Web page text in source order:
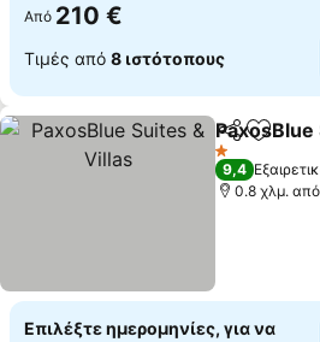
Από 210 €
Τιμές από 8 ιστότοπους
1 Αστέρια
9,4
0.8 χλμ.
Επιλέξτε ημερομηνίες, για να